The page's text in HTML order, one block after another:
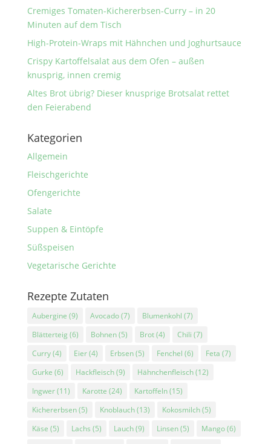
Cremiges Tomaten-Kichererbsen-Curry – in 20
Minuten auf dem Tisch
High-Protein-Wraps mit Hähnchen und Joghurtsauce
Crispy Kartoffelsalat aus dem Ofen – außen
knusprig, innen cremig
Altes Brot übrig? Dieser knusprige Brotsalat rettet
den Feierabend
Kategorien
Allgemein
Fleischgerichte
Ofengerichte
Salate
Suppen & Eintöpfe
Süßspeisen
Vegetarische Gerichte
Rezepte Zutaten
Aubergine (9) Avocado(7) Blumenkohl (7)
Blätterteig (6) Bohnen(5) Brot(4) Chili (7)
Curry(4) Eier(4) Erbsen(5) Fenchel (6) Feta (7)
Gurke (6) Hackfleisch(9) Hähnchenfleisch(12)
Ingwer(11) Karotte (24) Kartoffeln(15)
Kichererbsen(5) Knoblauch(13) Kokosmilch(5)
Käse (5) Lachs (5) Lauch(9) Linsen(5) Mango(6)